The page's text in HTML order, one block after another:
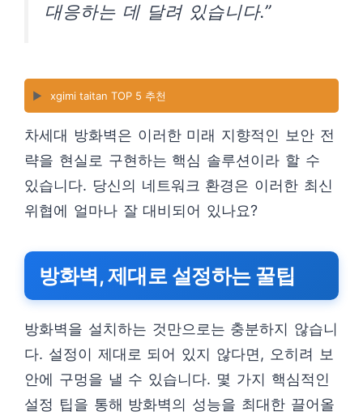
대응하는 데 달려 있습니다.”
▶️ xgimi taitan TOP 5 추천
차세대 방화벽은 이러한 미래 지향적인 보안 전
략을 현실로 구현하는 핵심 솔루션이라 할 수
있습니다. 당신의 네트워크 환경은 이러한 최신
위협에 얼마나 잘 대비되어 있나요?
방화벽, 제대로 설정하는 꿀팁
방화벽을 설치하는 것만으로는 충분하지 않습니
다. 설정이 제대로 되어 있지 않다면, 오히려 보
안에 구멍을 낼 수 있습니다. 몇 가지 핵심적인
설정 팁을 통해 방화벽의 성능을 최대한 끌어올